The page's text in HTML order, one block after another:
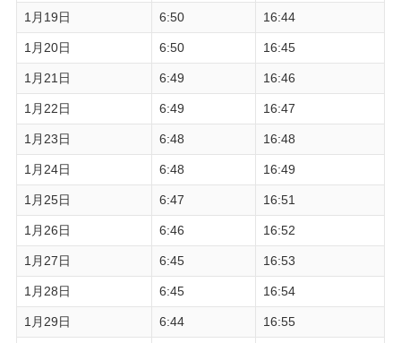
1月19日 6:50 16:44
1月20日 6:50 16:45
1月21日 6:49 16:46
1月22日 6:49 16:47
1月23日 6:48 16:48
1月24日 6:48 16:49
1月25日 6:47 16:51
1月26日 6:46 16:52
1月27日 6:45 16:53
1月28日 6:45 16:54
1月29日 6:44 16:55